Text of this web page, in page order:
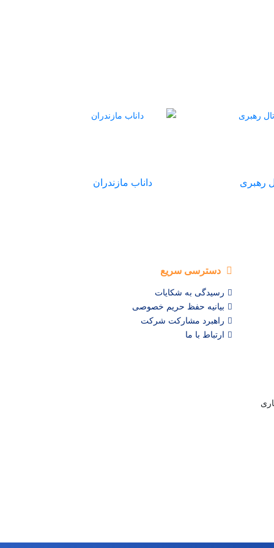
رهبری داناب مازندران
دسترسی سریع
رسیدگی به شکایات
بیانیه حفظ حریم خصوصی
راهبرد مشارکت شرکت
ارتباط با ما
جاده ساری